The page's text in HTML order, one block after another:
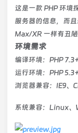
这是一款 PHP 环境
服务器的信息，而
Max/XR 一样有丑陋
环境需求
编译环境：PHP
运行环境：PHP
浏览器兼容：IE9
系统兼容：Linux、